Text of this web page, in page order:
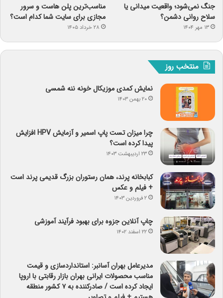
جنگ نمی‌شود؛ واقعیت میدانی یا
سلاح روانی دشمن؟
۱۳ مهر ۱۴۰۴
مناسب‌ترین پلن هاست و سرور
مجازی برای سایت شما کدام است؟
۲۸ خرداد ۱۴۰۵
منتخب روز
نمایش کمدی موزیکال خونه ننه شمسی
۲۰ بهمن ۱۴۰۳
چرا میزان تست پاپ اسمیر و آزمایش HPV افزایش
پیدا کرده است؟
۲۳ اردیبهشت ۱۴۰۳
کبابخانه پرند، همان رستوران بزرگ قدیمی پرند است
+ فیلم و عکس
۲ فروردین ۱۴۰۳
چاپ آنلاین جزوه برای بهبود فرآیند آموزشی
۲۲ اسفند ۱۴۰۲
مدیرعامل بهران آسانبر: استانداردسازی و قیمت
مناسب محصولات ایرانی بهران بازار رقابتی با اروپا
ایجاد کرده است / صادرکننده به ۷ کشور منطقه